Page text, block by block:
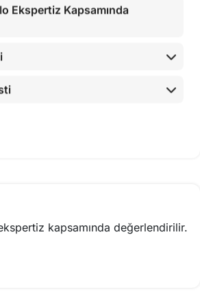
Ekspertiz Kapsamında
kapsamında değerlendirilir.